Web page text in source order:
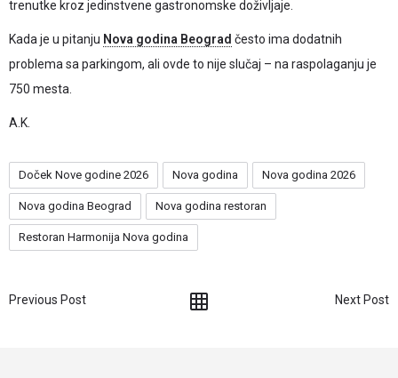
trenutke kroz jedinstvene gastronomske doživljaje.
Kada je u pitanju Nova godina Beograd često ima dodatnih
problema sa parkingom, ali ovde to nije slučaj – na raspolaganju je
750 mesta.
A.K.
Doček Nove godine 2026 Nova godina Nova godina 2026
Nova godina Beograd Nova godina restoran
Restoran Harmonija Nova godina
Previous Post Next Post